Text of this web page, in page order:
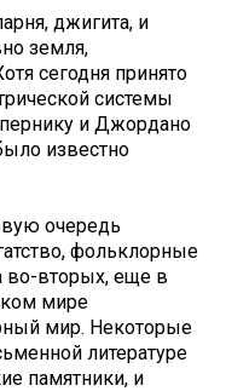
джигита, и
земля,
сегодня принято
системы
и Джордано
известно
очередь
фольклорные
во-вторых, еще в
мире
мир. Некоторые
литературе
памятники, и